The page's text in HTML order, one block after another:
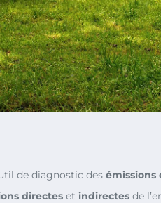
de diagnostic des émissions
directes et indirectes de